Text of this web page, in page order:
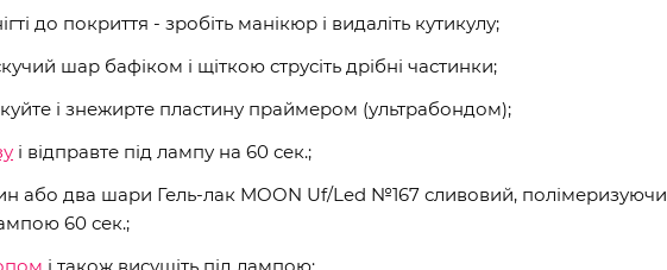
до покриття - зробіть манікюр і видаліть кутикулу;
шар бафіком і щіткою струсіть дрібні частинки;
і знежирте пластину праймером (ультрабондом);
і відправте під лампу на 60 сек.;
або два шари Гель-лак MOON Uf/Led №167 сливовий, полімеризуючи
60 сек.;